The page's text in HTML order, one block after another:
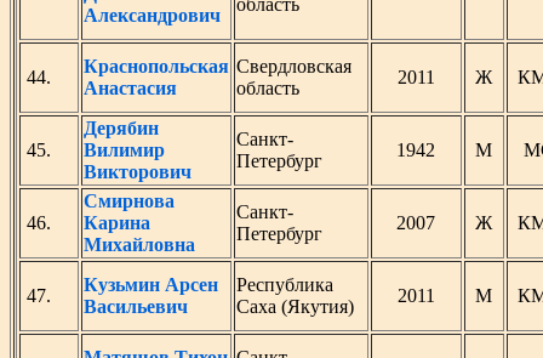
Александрович
область
44.
Краснопольская
Анастасия
Свердловская
область
2011 Ж
45.
Дерябин
Вилимир
Викторович
Санкт-
Петербург
1942 М
46.
Смирнова
Карина
Михайловна
Санкт-
Петербург
2007 Ж
47.
Кузьмин Арсен
Васильевич
Республика
Саха (Якутия)
2011 М